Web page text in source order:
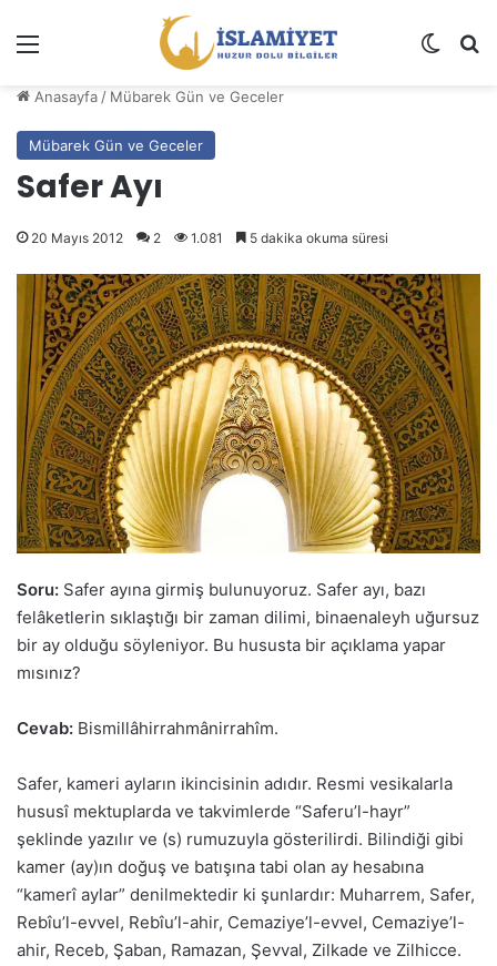
Dış
Anasayfa / Mübarek Gün ve Geceler
Mübarek Gün ve Geceler
Safer Ayı
20 Mayıs 2012 2 1.081 5 dakika okuma süresi
Soru: Safer ayına girmiş bulunuyoruz. Safer ayı, bazı
felâketlerin sıklaştığı bir zaman dilimi, binaenaleyh uğursuz
bir ay olduğu söyleniyor. Bu hususta bir açıklama yapar
mısınız?
Cevab: Bismillâhirrahmânirrahîm.
Safer, kameri ayların ikincisinin adıdır. Resmi vesikalarla
hususî mektuplarda ve takvimlerde “Saferu’l-hayr”
şeklinde yazılır ve (s) rumuzuyla gösterilirdi. Bilindiği gibi
kamer (ay)ın doğuş ve batışına tabi olan ay hesabına
“kamerî aylar” denilmektedir ki şunlardır: Muharrem, Safer,
Rebîu’l-evvel, Rebîu’l-ahir, Cemaziye’l-evvel, Cemaziye’l-
ahir, Receb, Şaban, Ramazan, Şevval, Zilkade ve Zilhicce.